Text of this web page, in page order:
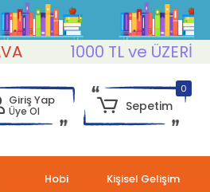
1000 TL ve ÜZERİ
Giriş Yap
Üye Ol
0
Sepetim
Hobi Kişisel Gelişim